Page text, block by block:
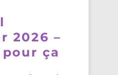
2026 –
ça